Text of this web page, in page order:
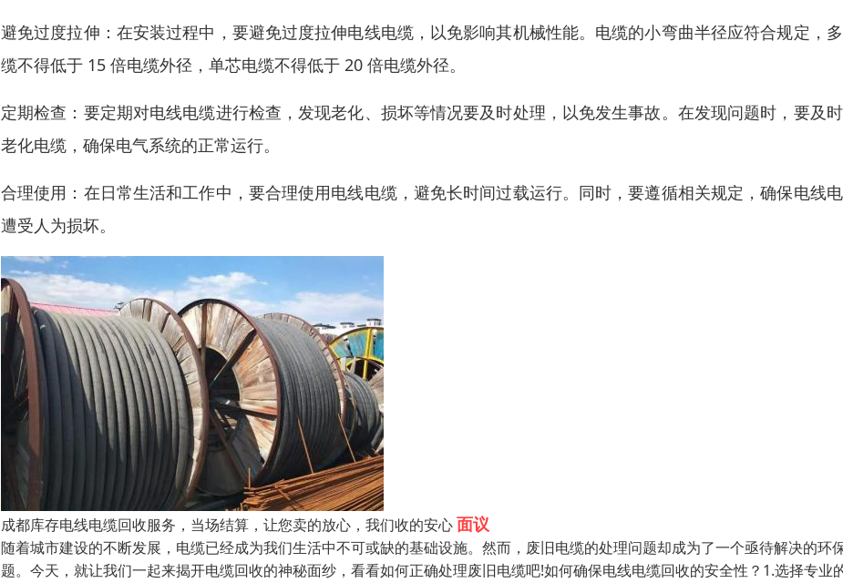
避免过度拉伸：在安装过程中，要避免过度拉伸电线电缆，以免影响其机械性能。电缆的小弯曲半径应符合规定，
缆不得低于 15 倍电缆外径，单芯电缆不得低于 20 倍电缆外径。
定期检查：要定期对电线电缆进行检查，发现老化、损坏等情况要及时处理，以免发生事故。在发现问题时，要及
老化电缆，确保电气系统的正常运行。
合理使用：在日常生活和工作中，要合理使用电线电缆，避免长时间过载运行。同时，要遵循相关规定，确保电线
遭受人为损坏。
成都库存电线电缆回收服务，当场结算，让您卖的放心，我们收的安心面议
随着城市建设的不断发展，电缆已经成为我们生活中不可或缺的基础设施。然而，废旧电缆的处理问题却成为了一个亟待解决的环
题。今天，就让我们一起来揭开电缆回收的神秘面纱，看看如何正确处理废旧电缆吧!如何确保电线电缆回收的安全性？1.选择专业